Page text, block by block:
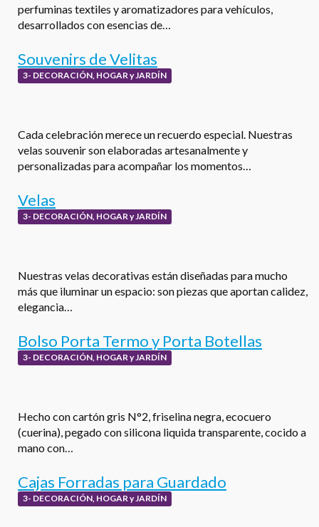
perfuminas textiles y aromatizadores para vehículos,
desarrollados con esencias de…
Souvenirs de Velitas
3- DECORACIÓN, HOGAR y JARDÍN
Cada celebración merece un recuerdo especial. Nuestras
velas souvenir son elaboradas artesanalmente y
personalizadas para acompañar los momentos…
Velas
3- DECORACIÓN, HOGAR y JARDÍN
Nuestras velas decorativas están diseñadas para mucho
más que iluminar un espacio: son piezas que aportan calidez,
elegancia…
Bolso Porta Termo y Porta Botellas
3- DECORACIÓN, HOGAR y JARDÍN
Hecho con cartón gris N°2, friselina negra, ecocuero
(cuerina), pegado con silicona liquida transparente, cocido a
mano con…
Cajas Forradas para Guardado
3- DECORACIÓN, HOGAR y JARDÍN